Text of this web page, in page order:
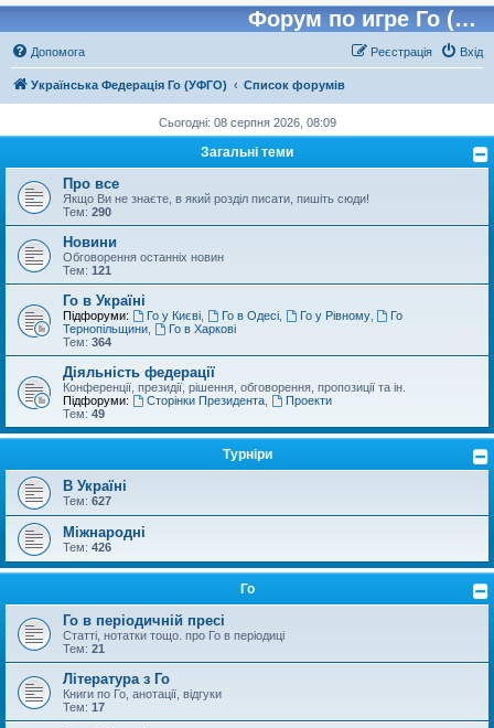
Форум по игре Го (Бадук, Вейчи)
Допомога Вхід
Реєстрація
Українська Федерація Го (УФГО) Список форумів
Сьогодні: 08 серпня 2026, 08:09
Загальні теми
Про все
Якщо Ви не знаєте, в який розділ писати, пишіть сюди!
Тем: 290
Новини
Обговорення останніх новин
Тем: 121
Го в Україні
Підфоруми: Го у Києві, Го в Одесі, Го у Рівному,
Го
Тернопільщини
Го в Харкові
Тем: 364
Діяльність федерації
Конференції, президії, рішення, обговорення, пропозиції та ін.
Підфоруми:
Сторінки Президента,
Проекти
Тем: 49
Турніри
В Україні
Тем: 627
Міжнародні
Тем: 426
Го
Го в періодичній пресі
Статті, нотатки тощо. про Го в періодиці
Тем: 21
Література з Го
Книги по Го, анотації, відгуки
Тем: 17